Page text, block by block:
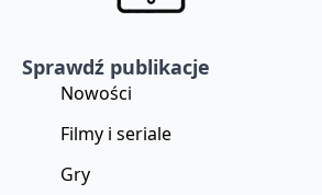
Sprawdź publikacje
Nowości
Filmy i seriale
Gry